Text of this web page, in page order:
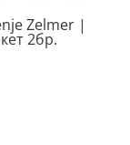
Zelmer |
2бр.